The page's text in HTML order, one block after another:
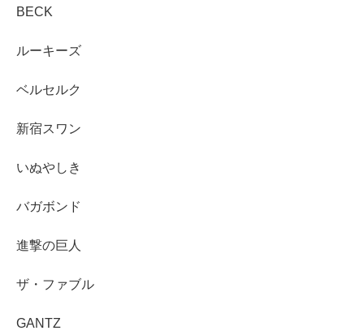
BECK
ルーキーズ
ベルセルク
新宿スワン
いぬやしき
バガボンド
進撃の巨人
ザ・ファブル
GANTZ